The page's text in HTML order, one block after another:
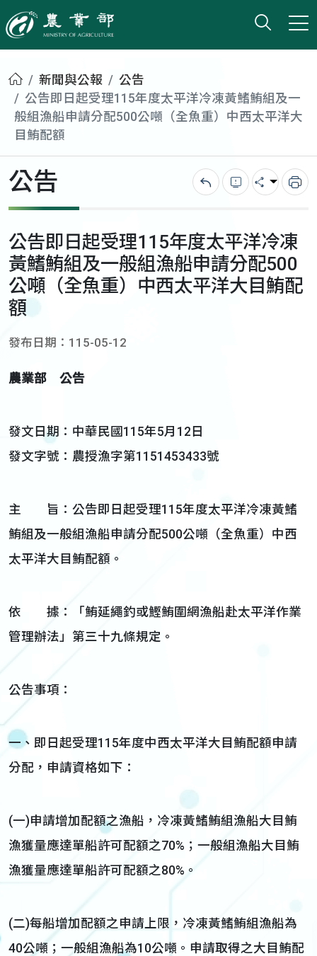
農業部
打開
小版
首頁新聞與公報
公告
公告即日起受理115年度太平洋冷凍黃鰭鮪組及一
般組漁船申請分配500公噸（全魚重）中西太平洋大
目鮪配額
公告 回上一頁錯誤回報
分享 列
公告即日起受理115年度太平洋冷凍
黃鰭鮪組及一般組漁船申請分配500
公噸（全魚重）中西太平洋大目鮪配
額
發布日期：115-05-12
農業部 公告
發文日期：中華民國115年5月12日
發文字號：農授漁字第1151453433號
主 旨：公告即日起受理115年度太平洋冷凍黃鰭
鮪組及一般組漁船申請分配500公噸（全魚重）中西
太平洋大目鮪配額。
依 據：「鮪延繩釣或鰹鮪圍網漁船赴太平洋作業
管理辦法」第三十九條規定。
公告事項：
一、即日起受理115年度中西太平洋大目鮪配額申請
分配，申請資格如下：
(一)申請增加配額之漁船，冷凍黃鰭鮪組漁船大目鮪
漁獲量應達單船許可配額之70%；一般組漁船大目鮪
漁獲量應達單船許可配額之80%。
(二)每船增加配額之申請上限，冷凍黃鰭鮪組漁船為
40公噸；一般組漁船為10公噸。申請取得之大目鮪配